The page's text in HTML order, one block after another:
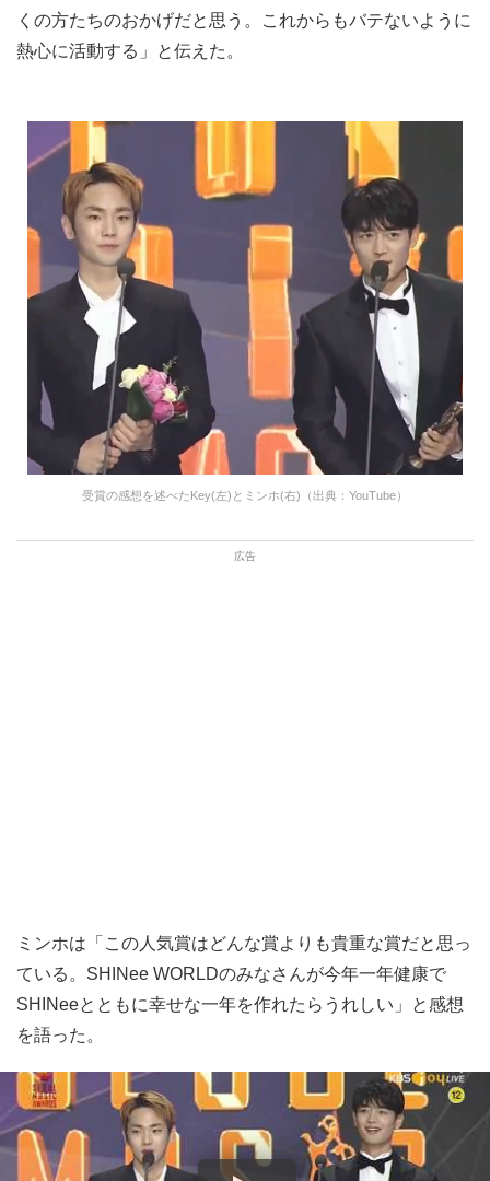
くの方たちのおかげだと思う。これからもバテないように
熱心に活動する」と伝えた。
受賞の感想を述べたKey(左)とミンホ(右)（出典：YouTube）
ミンホは「この人気賞はどんな賞よりも貴重な賞だと思っ
ている。SHINee WORLDのみなさんが今年一年健康で
SHINeeとともに幸せな一年を作れたらうれしい」と感想
を語った。